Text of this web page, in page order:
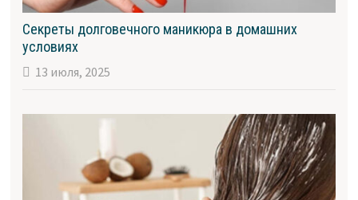
Секреты долговечного маникюра в домашних
условиях
13 июля, 2025